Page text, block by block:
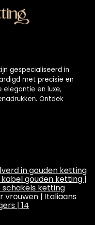
gespecialiseerd in
met precisie en
elegantie en luxe,
Ontdek
in gouden ketting
gouden ketting |
schakels ketting
vrouwen | Italiaans
| 14